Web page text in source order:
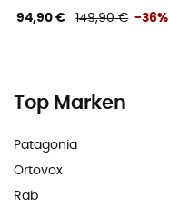
94,90 € 149,90 € -36%
Top Marken
Patagonia
Ortovox
Rab